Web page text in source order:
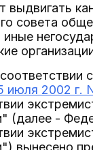
выдвигать
совета
с
июля 2002 г.
(далее -
вынесено